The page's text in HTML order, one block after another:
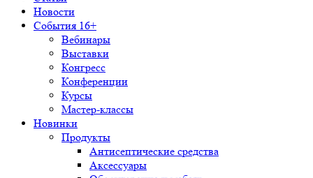
Новости
События 16+
Вебинары
Выставки
Конгресс
Конференции
Курсы
Мастер-классы
Новинки
Продукты
Антисептические средства
Аксессуары